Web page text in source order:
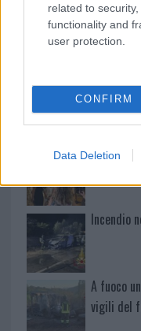
related to
functionality and
user protection.
CONFIRM
Data Deletion
Salmo
va avanti:
Jovanotti,
mondo
Giorgia
Incendio
A fuoco
vigili del